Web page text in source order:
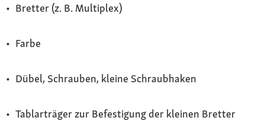
• Bretter (z. B. Multiplex)
• Farbe
• Dübel, Schrauben, kleine Schraubhaken
• Tablarträger zur Befestigung der kleinen Bretter